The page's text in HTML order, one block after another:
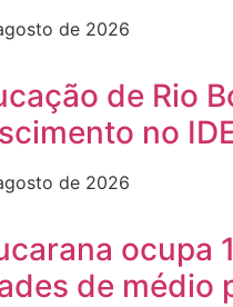
de 2026
de Rio
no
de 2026
ocupa
de médio